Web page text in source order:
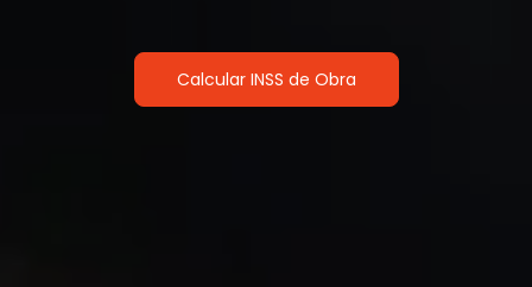
Calcular INSS de Obra